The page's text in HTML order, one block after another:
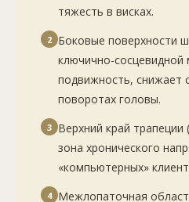
тяжесть в висках.
2 Боковые поверхности
ключично-
подвижность, снижает
поворотах головы.
3 Верхний край
зона хронического
«компьютерных»
4 Межлопаточная